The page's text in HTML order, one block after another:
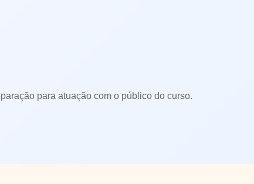
para atuação com o público do curso.